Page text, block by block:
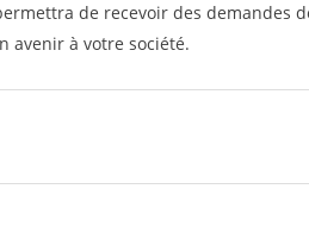
de recevoir des demandes
avenir à votre société.